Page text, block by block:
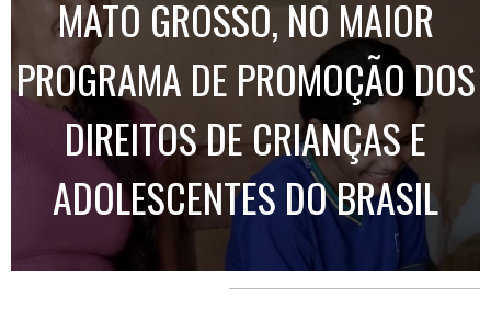
MATO GROSSO, NO MAIOR
PROGRAMA DE PROMOÇÃO DOS
DIREITOS DE CRIANÇAS E
ADOLESCENTES DO BRASIL